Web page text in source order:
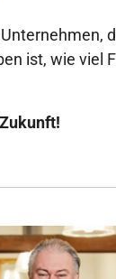
ist, wie viel